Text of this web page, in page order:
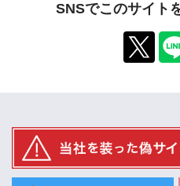
SNSでこのサイト